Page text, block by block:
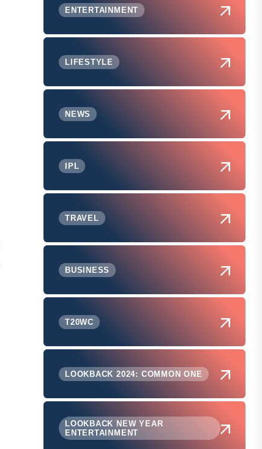
ENTERTAINMENT
LIFESTYLE
NEWS
IPL
TRAVEL
BUSINESS
T20WC
LOOKBACK 2024: COMMON ONE
LOOKBACK NEW YEAR
ENTERTAINMENT